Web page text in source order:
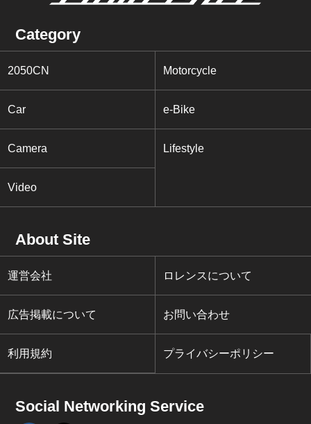
Category
2050CN Motorcycle
Car e-Bike
Camera Lifestyle
Video
About Site
運営会社 ロレンスについて
広告掲載について お問い合わせ
利用規約 プライバシーポリシー
Social Networking Service